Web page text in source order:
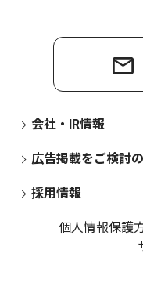
会社・IR情報
広告掲載をご検討
採用情報
個人情報保護